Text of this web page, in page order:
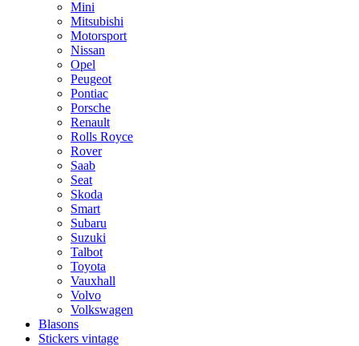
Mini
Mitsubishi
Motorsport
Nissan
Opel
Peugeot
Pontiac
Porsche
Renault
Rolls Royce
Rover
Saab
Seat
Skoda
Smart
Subaru
Suzuki
Talbot
Toyota
Vauxhall
Volvo
Volkswagen
Blasons
Stickers vintage